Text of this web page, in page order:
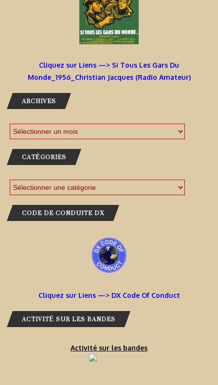
Cliquez sur Liens —> Si Tous Les Gars Du
Monde_1956_Christian Jacques (Radio Amateur)
ARCHIVES
CATÉGORIES
CODE DE CONDUITE DX
Cliquez sur Liens —> DX Code Of Conduct
ACTIVITÉ SUR LES BANDES
Activité sur les bandes